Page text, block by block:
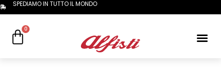
SPEDIAMO IN TUTTO IL MONDO
0